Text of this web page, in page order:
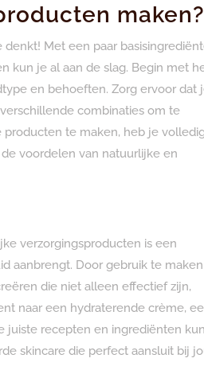
maken?
Met een paar
kun je al aan de slag. Begin met
en behoeften. Zorg ervoor dat
combinaties om te
te maken, heb je
voordelen van natuurlijke en
verzorgingsproducten is een
aanbrengt. Door gebruik te maken
die niet alleen effectief zijn,
naar een hydraterende crème,
juiste recepten en ingrediënten
skincare die perfect aansluit bij